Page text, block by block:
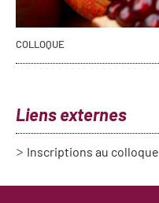
COLLOQUE
Liens externes
Inscriptions au colloque